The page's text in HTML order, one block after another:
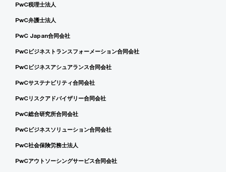
PwC税理士法人
PwC弁護士法人
PwC Japan合同会社
PwCビジネストランスフォーメーション合同会社
PwCビジネスアシュアランス合同会社
PwCサステナビリティ合同会社
PwCリスクアドバイザリー合同会社
PwC総合研究所合同会社
PwCビジネスソリューション合同会社
PwC社会保険労務士法人
PwCアウトソーシングサービス合同会社